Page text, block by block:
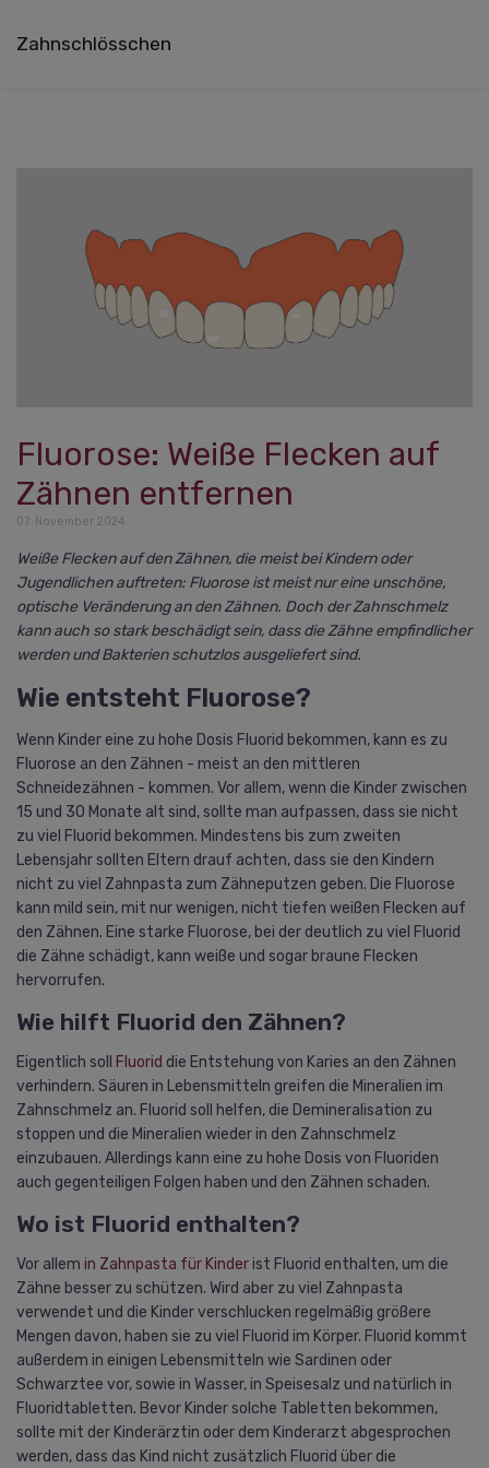
Zahnschlösschen
Fluorose: Weiße Flecken auf
Zähnen entfernen
07. November 2024
Weiße Flecken auf den Zähnen, die meist bei Kindern oder
Jugendlichen auftreten: Fluorose ist meist nur eine unschöne,
optische Veränderung an den Zähnen. Doch der Zahnschmelz
kann auch so stark beschädigt sein, dass die Zähne empfindlicher
werden und Bakterien schutzlos ausgeliefert sind.
Wie entsteht Fluorose?
Wenn Kinder eine zu hohe Dosis Fluorid bekommen, kann es zu
Fluorose an den Zähnen - meist an den mittleren
Schneidezähnen - kommen. Vor allem, wenn die Kinder zwischen
15 und 30 Monate alt sind, sollte man aufpassen, dass sie nicht
zu viel Fluorid bekommen. Mindestens bis zum zweiten
Lebensjahr sollten Eltern drauf achten, dass sie den Kindern
nicht zu viel Zahnpasta zum Zähneputzen geben. Die Fluorose
kann mild sein, mit nur wenigen, nicht tiefen weißen Flecken auf
den Zähnen. Eine starke Fluorose, bei der deutlich zu viel Fluorid
die Zähne schädigt, kann weiße und sogar braune Flecken
hervorrufen.
Wie hilft Fluorid den Zähnen?
Eigentlich soll Fluorid die Entstehung von Karies an den Zähnen
verhindern. Säuren in Lebensmitteln greifen die Mineralien im
Zahnschmelz an. Fluorid soll helfen, die Demineralisation zu
stoppen und die Mineralien wieder in den Zahnschmelz
einzubauen. Allerdings kann eine zu hohe Dosis von Fluoriden
auch gegenteiligen Folgen haben und den Zähnen schaden.
Wo ist Fluorid enthalten?
Vor allem in Zahnpasta für Kinderist Fluorid enthalten, um die
Zähne besser zu schützen. Wird aber zu viel Zahnpasta
verwendet und die Kinder verschlucken regelmäßig größere
Mengen davon, haben sie zu viel Fluorid im Körper. Fluorid kommt
außerdem in einigen Lebensmitteln wie Sardinen oder
Schwarztee vor, sowie in Wasser, in Speisesalz und natürlich in
Fluoridtabletten. Bevor Kinder solche Tabletten bekommen,
sollte mit der Kinderärztin oder dem Kinderarzt abgesprochen
werden, dass das Kind nicht zusätzlich Fluorid über die